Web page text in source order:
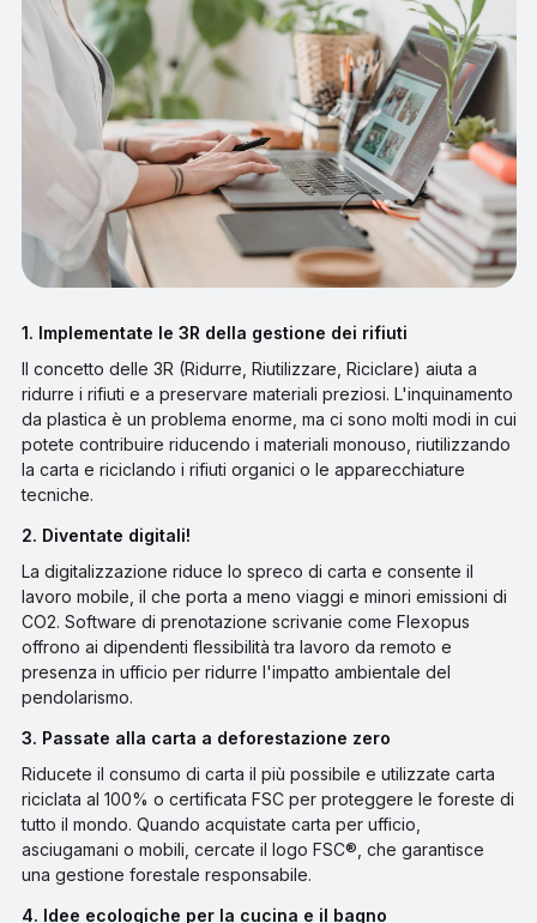
1. Implementate le 3R della gestione dei rifiuti
Il concetto delle 3R (Ridurre, Riutilizzare, Riciclare) aiuta a
ridurre i rifiuti e a preservare materiali preziosi. L'inquinamento
da plastica è un problema enorme, ma ci sono molti modi in cui
potete contribuire riducendo i materiali monouso, riutilizzando
la carta e riciclando i rifiuti organici o le apparecchiature
tecniche.
2. Diventate digitali!
La digitalizzazione riduce lo spreco di carta e consente il
lavoro mobile, il che porta a meno viaggi e minori emissioni di
CO2. Software di prenotazione scrivanie come Flexopus
offrono ai dipendenti flessibilità tra lavoro da remoto e
presenza in ufficio per ridurre l'impatto ambientale del
pendolarismo.
3. Passate alla carta a deforestazione zero
Riducete il consumo di carta il più possibile e utilizzate carta
riciclata al 100% o certificata FSC per proteggere le foreste di
tutto il mondo. Quando acquistate carta per ufficio,
asciugamani o mobili, cercate il logo FSC®, che garantisce
una gestione forestale responsabile.
4. Idee ecologiche per la cucina e il bagno